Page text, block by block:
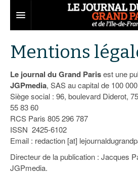
Aménagement
Collectivités
Institutions
Services urbains
Entreprises
Développement économique
Emploi
Attractivité
Innovation
Départements
75
77
78
Carnet
Nominations
Portraits
Les Assises du Grand Paris
Éditions précédentes
Le podcast
Mentions
Le journal du Grand Parisest une
JGPmedia, SAS au capital de 100
Siège social : 96, boulevard Diderot,
55 83 60
RCS Paris 805 296 787
ISSN 2425-6102
Email : redaction [at]
Directeur de la publication : Jacques
JGPmedia.